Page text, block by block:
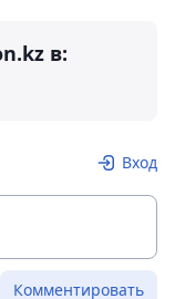
в:
Вход
Комментировать